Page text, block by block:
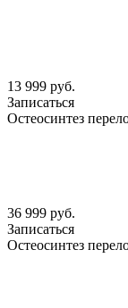
13 999 руб.
Записаться
Остеосинтез
36 999 руб.
Записаться
Остеосинтез